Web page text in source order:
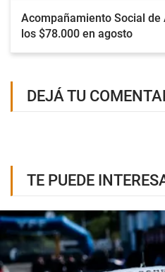
Acompañamiento Social de
los $78.000 en agosto
DEJÁ TU
TE PUEDE